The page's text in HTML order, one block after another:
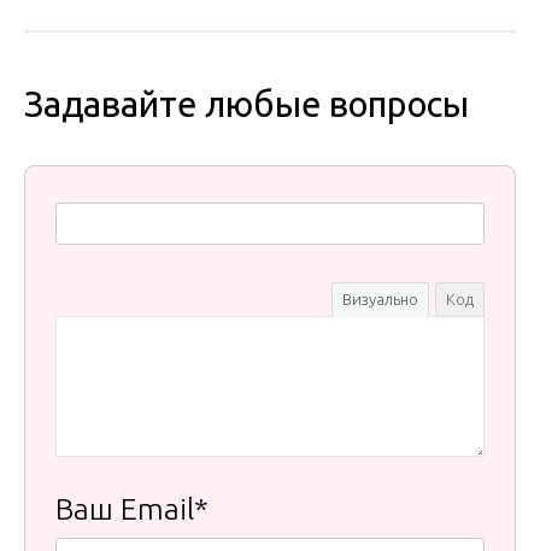
Задавайте любые вопросы
Визуально Код
Ваш Email*